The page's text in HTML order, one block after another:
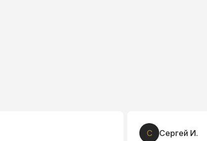
Сергей И.